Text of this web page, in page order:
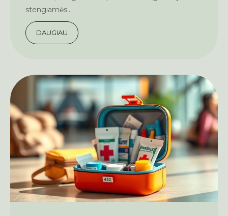
stengiamės...
DAUGIAU